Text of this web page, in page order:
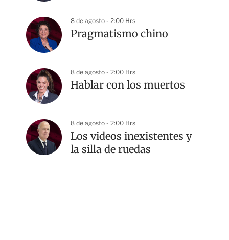
8 de agosto - 2:00 Hrs
Pragmatismo chino
8 de agosto - 2:00 Hrs
Hablar con los muertos
8 de agosto - 2:00 Hrs
Los videos inexistentes y
la silla de ruedas